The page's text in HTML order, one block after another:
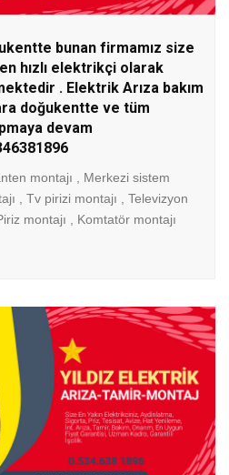
bunan firmamız size
hızlı elektrikçi olarak
. Elektrik Arıza bakım
doğukentte ve tüm
devam
montajı , Merkezi sistem
, Tv pirizi montajı , Televizyon
montajı , Komtatör montajı